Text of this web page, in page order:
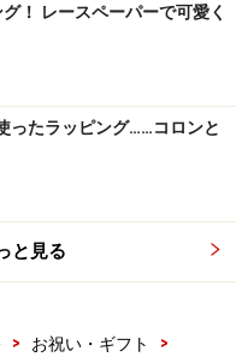
！ レースペーパーで可愛く
ったラッピング……コロンと
と見る
> お祝い・ギフト
>